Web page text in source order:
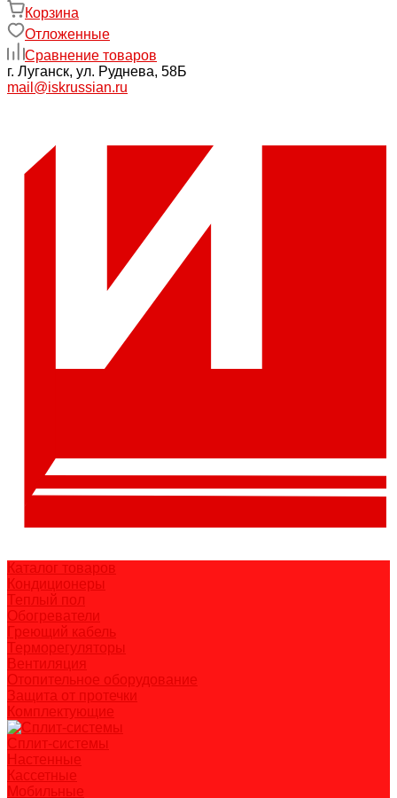
Корзина
Отложенные
Сравнение товаров
г. Луганск, ул. Руднева, 58Б
mail@iskrussian.ru
Каталог товаров
Кондиционеры
Теплый пол
Обогреватели
Греющий кабель
Терморегуляторы
Вентиляция
Отопительное оборудование
Защита от протечки
Комплектующие
Сплит-системы
Настенные
Кассетные
Мобильные